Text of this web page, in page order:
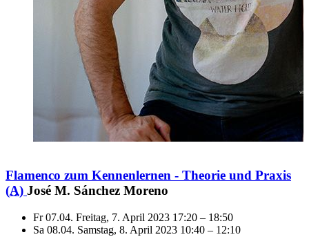
Flamenco zum Kennenlernen - Theorie und Praxis
(A) José M. Sánchez Moreno
Fr 07.04. Freitag, 7. April 2023 17:20 – 18:50
Sa 08.04. Samstag, 8. April 2023 10:40 – 12:10